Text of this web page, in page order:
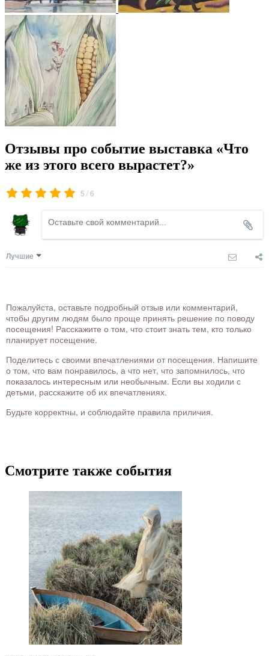
Отзывы про событие выставка «Что
же из этого всего вырастет?»
5 /6
Лучшие
Пожалуйста, оставьте подробный отзыв или комментарий,
чтобы другим людям было проще принять решение по поводу
посещения! Расскажите о том, что стоит знать тем, кто только
планирует посещение.
Поделитесь с своими впечатлениями от посещения. Напишите
о том, что вам понравилось, а что нет, что запомнилось, что
показалось интересным или необычным. Если вы ходили с
детьми, расскажите об их впечатлениях.
Будьте корректны, и соблюдайте правила приличия.
Смотрите также события